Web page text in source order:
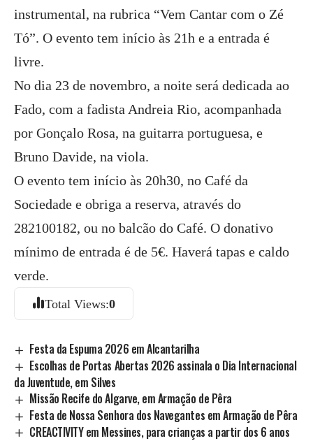
instrumental, na rubrica “Vem Cantar com o Zé
Tó”. O evento tem início às 21h e a entrada é
livre.
No dia 23 de novembro, a noite será dedicada ao
Fado, com a fadista Andreia Rio, acompanhada
por Gonçalo Rosa, na guitarra portuguesa, e
Bruno Davide, na viola.
O evento tem início às 20h30, no Café da
Sociedade e obriga a reserva, através do
282100182, ou no balcão do Café. O donativo
mínimo de entrada é de 5€. Haverá tapas e caldo
verde.
Total Views:0
Festa da Espuma 2026 em Alcantarilha
Escolhas de Portas Abertas 2026 assinala o Dia Internacional
da Juventude, em Silves
Missão Recife do Algarve, em Armação de Pêra
Festa de Nossa Senhora dos Navegantes em Armação de Pêra
CREACTIVITY em Messines, para crianças a partir dos 6 anos